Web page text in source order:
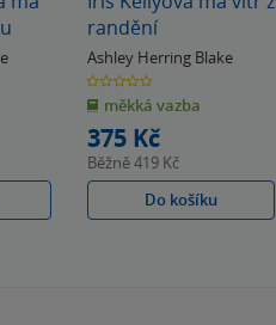
randění
Ashley Herring Blake
0.0
z
5
hvězdiček
měkká vazba
375 Kč
Běžně419 Kč
Do košíku